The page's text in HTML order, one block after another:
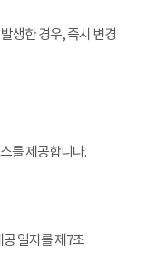
생한 경우, 즉시 변경
를 제공합니다.
일자를 제7조